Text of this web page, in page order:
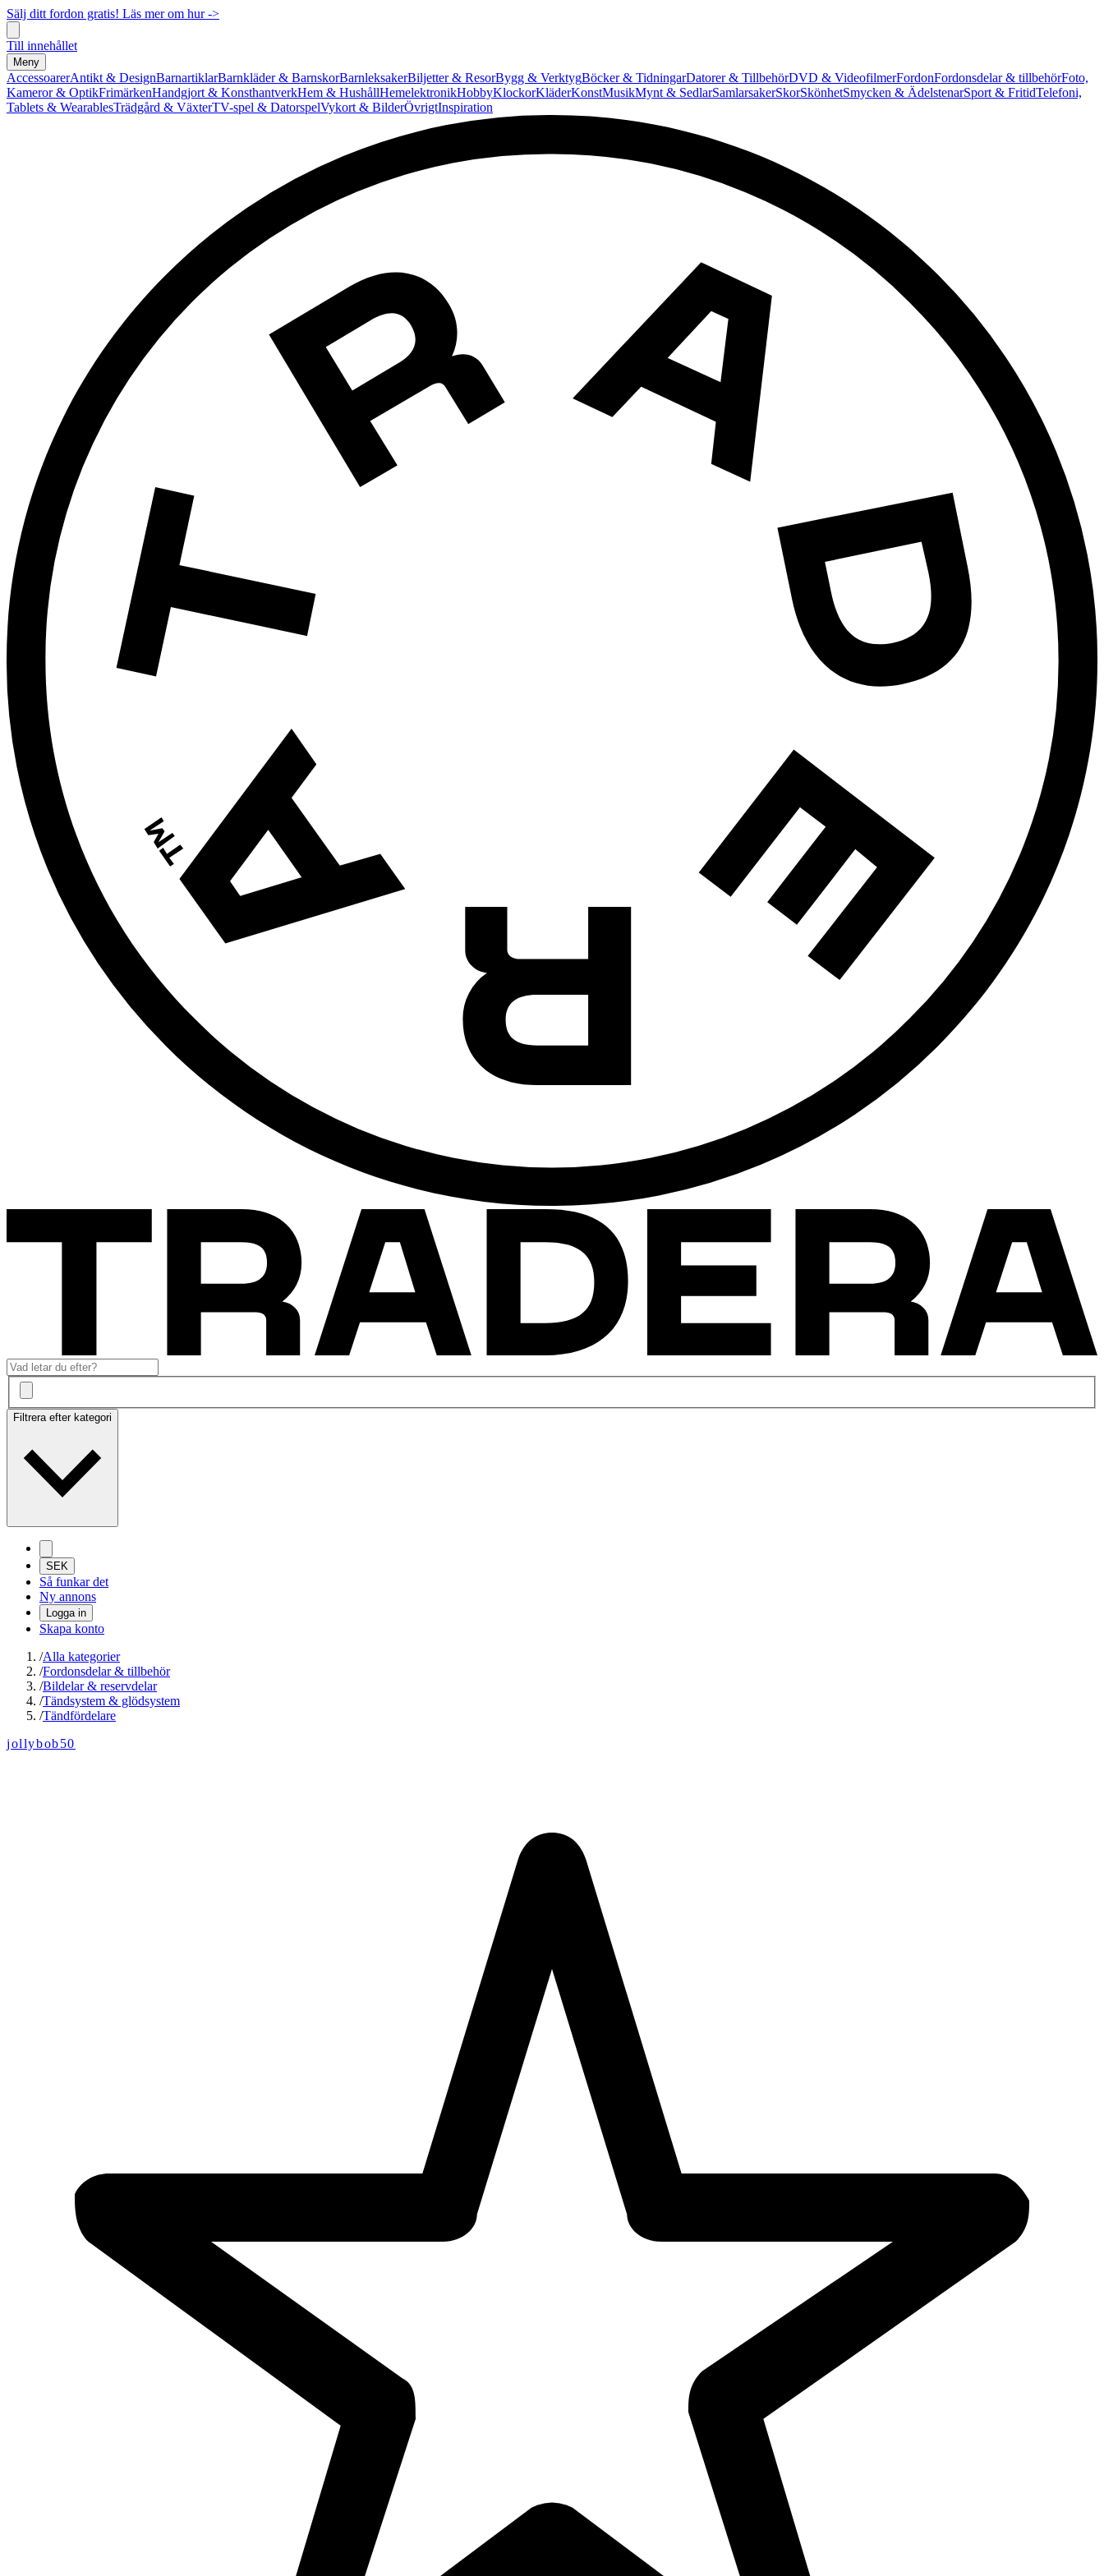
Sälj ditt fordon gratis! Läs mer om hur ->
Till innehållet
Meny
AccessoarerAntikt & DesignBarnartiklarBarnkläder & BarnskorBarnleksakerBiljetter & ResorBygg & VerktygBöcker & TidningarDatorer & TillbehörDVD & VideofilmerFordonFordonsdelar & tillbehörFoto,
Kameror & OptikFrimärkenHandgjort & KonsthantverkHem & HushållHemelektronikHobbyKlockorKläderKonstMusikMynt & SedlarSamlarsakerSkorSkönhetSmycken & ÄdelstenarSport & FritidTelefoni,
Tablets & WearablesTrädgård & VäxterTV-spel & DatorspelVykort & BilderÖvrigtInspiration
Filtrera efter kategori
SEK
Så funkar det
Ny annons
Logga in
Skapa konto
/Alla kategorier
/Fordonsdelar & tillbehör
/Bildelar & reservdelar
/Tändsystem & glödsystem
/Tändfördelare
jollybob50